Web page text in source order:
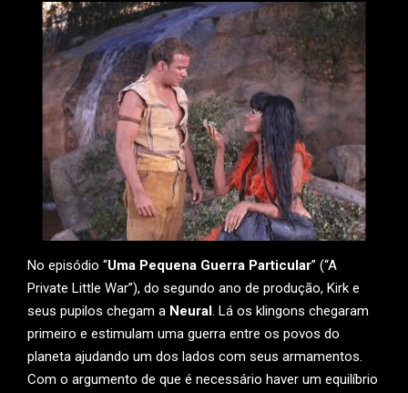
No episódio “Uma Pequena Guerra Particular” (“A
Private Little War”), do segundo ano de produção, Kirk e
seus pupilos chegam a Neural. Lá os klingons chegaram
primeiro e estimulam uma guerra entre os povos do
planeta ajudando um dos lados com seus armamentos.
Com o argumento de que é necessário haver um equilíbrio